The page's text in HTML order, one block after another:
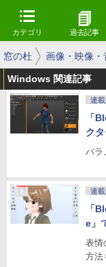
カテゴリ 過去記事
窓の杜 画像・映像・
Windows 関連記事
連載
「
ク
パラ
連載
「
e」
表情
方法